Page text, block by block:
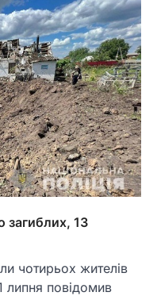
загиблих, 13
чотирьох жителів
липня повідомив